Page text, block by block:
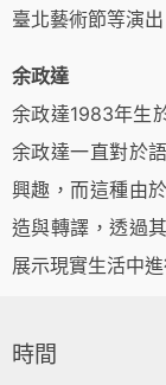
臺北藝術節等演出
余政達
余政達1983年生
余政達一直對於
興趣，而這種由
造與轉譯，透過
展示現實生活中
時間